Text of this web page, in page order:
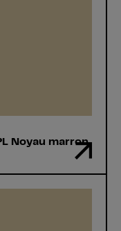
Noyau marron